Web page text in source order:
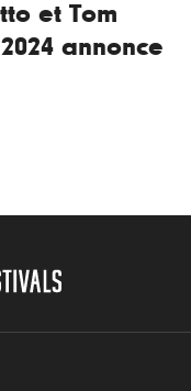
et Tom
annonce